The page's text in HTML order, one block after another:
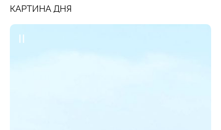
КАРТИНА ДНЯ